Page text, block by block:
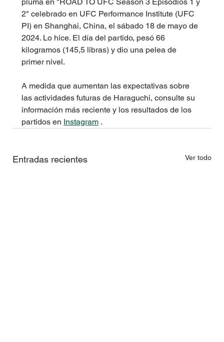
pluma en "ROAD TO UFC Season 3 Episodios 1 y
2" celebrado en UFC Performance Institute (UFC
PI) en Shanghai, China, el sábado 18 de mayo de
2024. Lo hice. El día del partido, pesó 66
kilogramos (145,5 libras) y dio una pelea de
primer nivel.
A medida que aumentan las expectativas sobre
las actividades futuras de Haraguchi, consulte su
información más reciente y los resultados de los
partidos en Instagram .
Entradas recientes Ver todo